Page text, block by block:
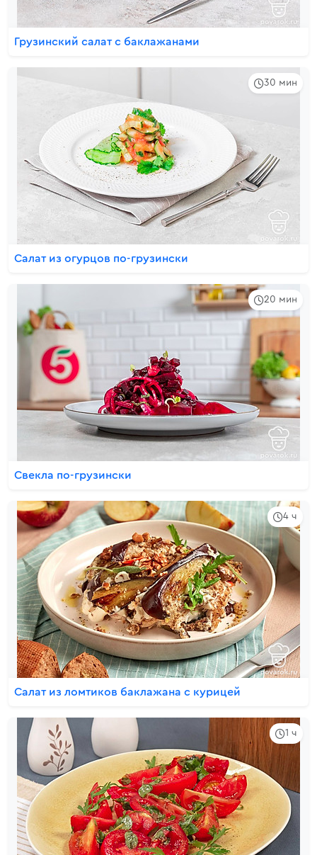
Грузинский салат с баклажанами
30 мин
Салат из огурцов по-грузински
20 мин
Свекла по-грузински
4 ч
Салат из ломтиков баклажана с курицей
1 ч